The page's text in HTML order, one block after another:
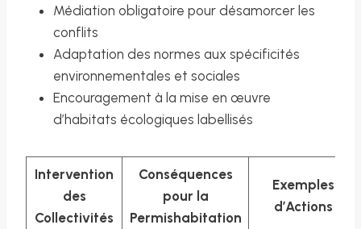
Médiation obligatoire pour désamorcer les
conflits
Adaptation des normes aux spécificités
environnementales et sociales
Encouragement à la mise en œuvre
d’habitats écologiques labellisés
Intervention
des
Collectivités
Conséquences
pour la
Permishabitation
Exemples
d’Actions